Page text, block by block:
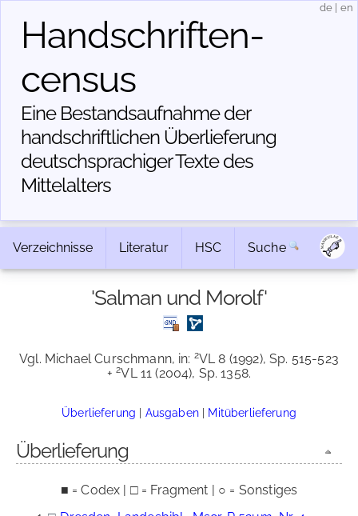
Handschriften­
census
Eine Bestandsaufnahme der
handschriftlichen Über­lieferung
deutschsprachiger Texte des
Mittelalters
de en
Verzeichnisse Literatur HSC Suche
'Salman und Morolf'
Vgl. Michael Curschmann, in: 2VL 8 (1992), Sp. 515-523
+2VL 11 (2004), Sp. 1358.
Überlieferung | Ausgaben| Mitüberlieferung
Überlieferung
■ = Codex | □ = Fragment | ○ = Sonstiges